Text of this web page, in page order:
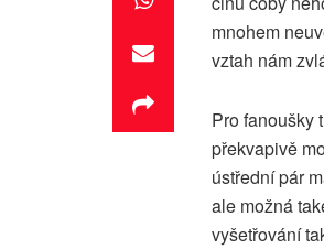
mnohem
vztah nám
Pro fanoušky
překvapivě
ústřední pár
ale možná
vyšetřování